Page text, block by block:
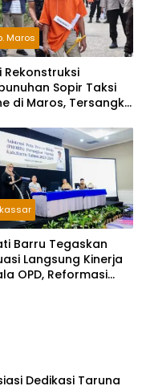
Maros
Rekonstruksi
Sopir Taksi
di Maros, Tersangka
Barru Tegaskan
Langsung Kinerja
OPD, Reformasi
Dedikasi Taruna